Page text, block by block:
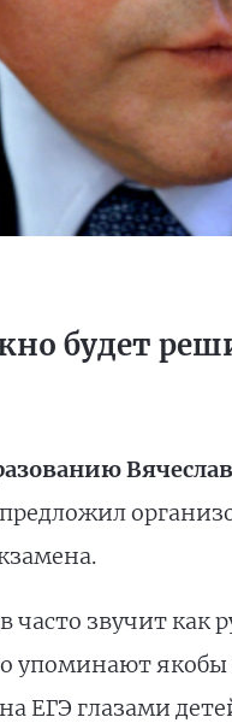
будет
звучит как
упоминают
ЕГЭ глазами